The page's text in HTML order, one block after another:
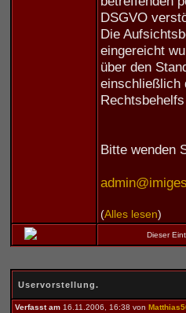
DSGVO
Die
eingereicht
über den
einschließlich
Bitte wenden
(Alles lesen)
Dieser
Uservorstellung.
Verfasst am16.11.2006, 16:38 von